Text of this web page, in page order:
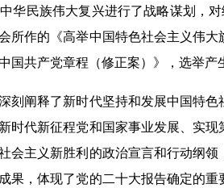
华民族伟大复兴进行了战略谋划，
所作的《高举中国特色社会主义伟
国共产党章程（修正案）》，选举产
阐释了新时代坚持和发展中国特色
时代新征程党和国家事业发展、实
会主义新胜利的政治宣言和行动纲
果，体现了党的二十大报告确定的